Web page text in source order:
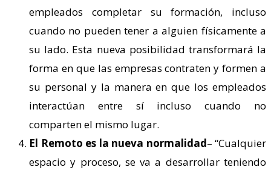
empleados completar su formación, incluso
cuando no pueden tener a alguien físicamente a
su lado. Esta nueva posibilidad transformará la
forma en que las empresas contraten y formen a
su personal y la manera en que los empleados
interactúan entre sí incluso cuando no
comparten el mismo lugar.
El Remoto es la nueva normalidad– “Cualquier
espacio y proceso, se va a desarrollar teniendo